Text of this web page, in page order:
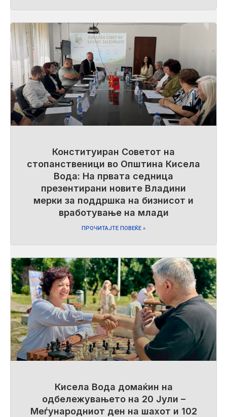
Конституиран Советот на
стопанственици во Општина Кисела
Вода: На првата седница
презентирани новите Владини
мерки за поддршка на бизнисот и
вработување на млади
ПРОЧИТАЈТЕ ПОВЕЌЕ »
Кисела Вода домаќин на
одбележувањето на 20 Јули –
Меѓународниот ден на шахот и 102